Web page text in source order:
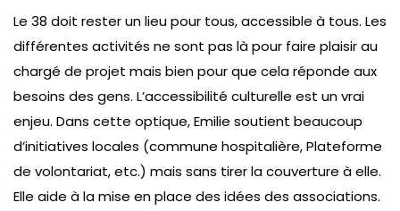
Le 38 doit rester un lieu pour tous, accessible à tous. Les
différentes activités ne sont pas là pour faire plaisir au
chargé de projet mais bien pour que cela réponde aux
besoins des gens. L’accessibilité culturelle est un vrai
enjeu. Dans cette optique, Emilie soutient beaucoup
d’initiatives locales (commune hospitalière, Plateforme
de volontariat, etc.) mais sans tirer la couverture à elle.
Elle aide à la mise en place des idées des associations.